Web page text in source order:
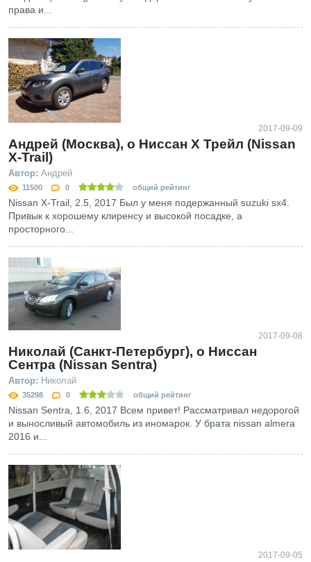
права и...
2017-09-09
Андрей (Москва), о Ниссан Х Трейл (Nissan
X-Trail)
Автор: Андрей
11500 0 общий рейтинг
Nissan X-Trail, 2.5, 2017 Был у меня подержанный suzuki sx4.
Привык к хорошему клиренсу и высокой посадке, а
просторного...
2017-09-08
Николай (Санкт-Петербург), о Ниссан
Сентра (Nissan Sentra)
Автор: Николай
35298 0 общий рейтинг
Nissan Sentra, 1.6, 2017 Всем привет! Рассматривал недорогой
и выносливый автомобиль из иномарок. У брата nissan almera
2016 и...
2017-09-05